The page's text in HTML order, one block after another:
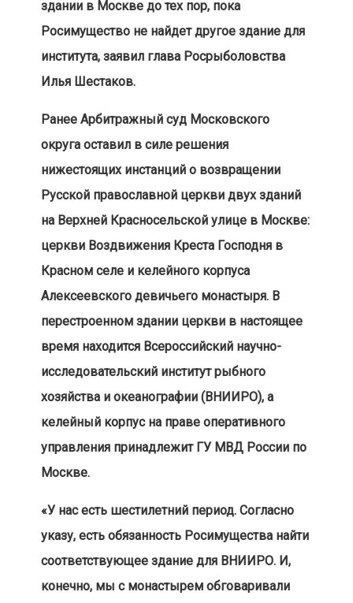
здании в Москве до тех пор, пока
Росимущество не найдет другое здание для
института, заявил глава Росрыболовства
Илья Шестаков.
Ранее Арбитражный суд Московского
округа оставил в силе решения
нижестоящих инстанций о возвращении
Русской православной церкви двух зданий
на Верхней Красносельской улице в Москве:
церкви Воздвижения Креста Господня в
Красном селе и келейного корпуса
Алексеевского девичьего монастыря. В
перестроенном здании церкви в настоящее
время находится Всероссийский научно-
исследовательский институт рыбного
хозяйства и океанографии (ВНИИРО), а
келейный корпус на праве оперативного
управления принадлежит ГУ МВД России по
Москве.
«У нас есть шестилетний период. Согласно
указу, есть обязанность Росимущества найти
соответствующее здание для ВНИИРО. И,
конечно, мы с монастырем обговаривали